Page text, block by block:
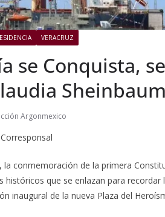
VERACRUZ
se Conquista,
Sheinbaum
Argonmexico
conmemoración de la primera
históricos que se enlazan para
inaugural de la nueva Plaza del